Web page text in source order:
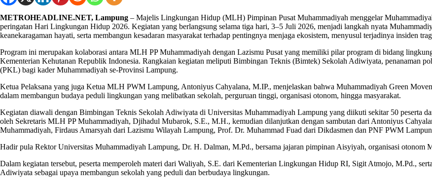
METROHEADLINE.NET, Lampung – Majelis Lingkungan Hidup (MLH) Pimpinan Pusat Muhammadiyah menggelar
peringatan Hari Lingkungan Hidup 2026. Kegiatan yang berlangsung selama tiga hari, 3–5 Juli 2026, menjadi langkah nyata
keanekaragaman hayati, serta membangun kesadaran masyarakat terhadap pentingnya menjaga ekosistem, menyusul terjadinya insiden
Program ini merupakan kolaborasi antara MLH PP Muhammadiyah dengan Lazismu Pusat yang memiliki pilar program di bidang
Kementerian Kehutanan Republik Indonesia. Rangkaian kegiatan meliputi Bimbingan Teknis (Bimtek) Sekolah Adiwiyata, penanaman
(PKL) bagi kader Muhammadiyah se-Provinsi Lampung.
Ketua Pelaksana yang juga Ketua MLH PWM Lampung, Antoniyus Cahyalana, M.IP., menjelaskan bahwa Muhammadiyah Green
dalam membangun budaya peduli lingkungan yang melibatkan sekolah, perguruan tinggi, organisasi otonom, hingga masyarakat.
Kegiatan diawali dengan Bimbingan Teknis Sekolah Adiwiyata di Universitas Muhammadiyah Lampung yang diikuti sekitar 50 peserta
oleh Sekretaris MLH PP Muhammadiyah, Djihadul Mubarok, S.E., M.H., kemudian dilanjutkan dengan sambutan dari Antoniyus
Muhammadiyah, Firdaus Amarsyah dari Lazismu Wilayah Lampung, Prof. Dr. Muhammad Fuad dari Dikdasmen dan PNF PWM
Hadir pula Rektor Universitas Muhammadiyah Lampung, Dr. H. Dalman, M.Pd., bersama jajaran pimpinan Aisyiyah, organisasi otonom
Dalam kegiatan tersebut, peserta memperoleh materi dari Waliyah, S.E. dari Kementerian Lingkungan Hidup RI, Sigit Atmojo, M.Pd.,
Adiwiyata sebagai upaya membangun sekolah yang peduli dan berbudaya lingkungan.